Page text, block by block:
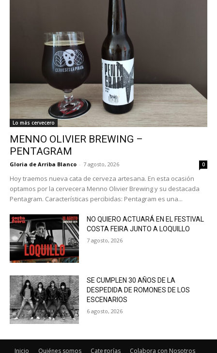
Lo más cervecero
MENNO OLIVIER BREWING –
PENTAGRAM
Gloria de Arriba Blanco - 7 agosto, 2026 0
Hoy traemos nueva cata de cerveza artesana. En esta ocasión
optamos por la cervecera Menno Olivier Brewing y su destacada
Pentagram. Características percibidas: Pentagram es una...
NO QUIERO ACTUARÁ EN EL FESTIVAL
COSTA FEIRA JUNTO A LOQUILLO
7 agosto, 2026
SE CUMPLEN 30 AÑOS DE LA
DESPEDIDA DE ROMONES DE LOS
ESCENARIOS
6 agosto, 2026
Inicio Quiénes somos Categorías Colabora con Nosotros